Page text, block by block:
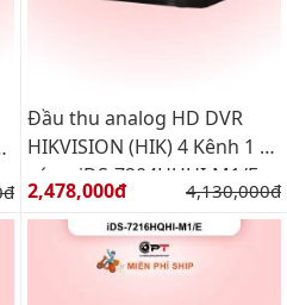
Đầu thu analog HD DVR
HIKVISION (HIK) 4 Kênh 1 Ổ
cứng iDS-7204HUHI-M1/E
Giá bán:
2,478,000đ Giá gốc:
4,130,000đ